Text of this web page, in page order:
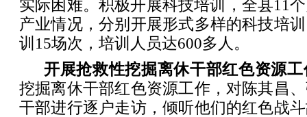
实际困难。积极开展科技培训，全县11
产业情况，分别开展形式多样的科技培
训15场次，培训人员达600多人。
开展抢救性挖掘离休干部红色资源
挖掘离休干部红色资源工作，对陈其昌
干部进行逐户走访，倾听他们的红色战